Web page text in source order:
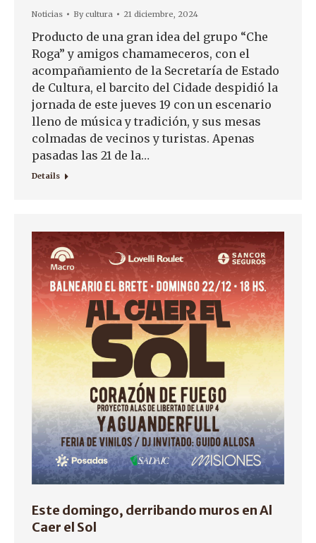
Noticias Bycultura 21 diciembre, 2024
Producto de una gran idea del grupo “Che
Roga” y amigos chamameceros, con el
acompañamiento de la Secretaría de Estado
de Cultura, el barcito del Cidade despidió la
jornada de este jueves 19 con un escenario
lleno de música y tradición, y sus mesas
colmadas de vecinos y turistas. Apenas
pasadas las 21 de la…
Details
Este domingo, derribando muros en Al
Caer el Sol